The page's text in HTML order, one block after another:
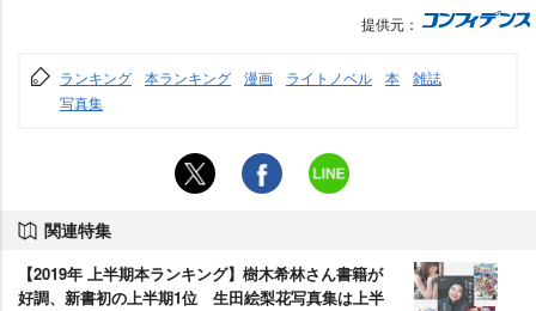
提供元：
ランキング 本ランキング 漫画 ライトノベル 本
雑誌
写真集
関連特集
【2019年 上半期本ランキング】樹木希林さん書籍が
好調、新書初の上半期1位 生田絵梨花写真集は上半